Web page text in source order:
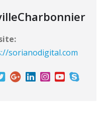
sorianodigital.com